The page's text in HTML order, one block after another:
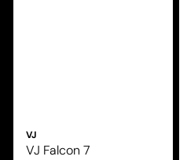
VJ
VJ Falcon 7